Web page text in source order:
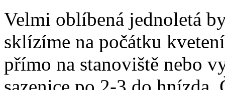
Velmi oblíbená jednoletá
sklízíme na počátku
přímo na stanoviště nebo